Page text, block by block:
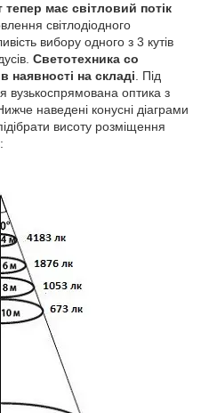
має світловий потік
світлодіодного
вибору одного з 3 кутів
Светотехника со
на складі. Під
вузькоспрямована оптика з
наведені конусні діаграми
висоту розміщення